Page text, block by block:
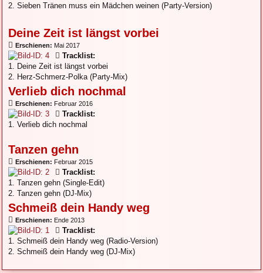
n
2. Sieben Tränen muss ein Mädchen weinen (Party-Version)
Deine Zeit ist längst vorbei
Erschienen: Mai 2017
Tracklist:
1. Deine Zeit ist längst vorbei
2. Herz-Schmerz-Polka (Party-Mix)
Verlieb dich nochmal
Erschienen: Februar 2016
Tracklist:
1. Verlieb dich nochmal
Tanzen gehn
Erschienen: Februar 2015
Tracklist:
1. Tanzen gehn (Single-Edit)
2. Tanzen gehn (DJ-Mix)
Schmeiß dein Handy weg
Erschienen: Ende 2013
Tracklist:
1. Schmeiß dein Handy weg (Radio-Version)
2. Schmeiß dein Handy weg (DJ-Mix)